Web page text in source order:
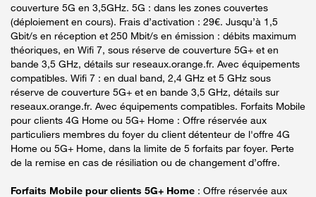
couverture 5G en 3,5GHz. 5G : dans les zones couvertes
(déploiement en cours). Frais d’activation : 29€. Jusqu’à 1,5
Gbit/s en réception et 250 Mbit/s en émission : débits maximum
théoriques, en Wifi 7, sous réserve de couverture 5G+ et en
bande 3,5 GHz, détails sur reseaux.orange.fr. Avec équipements
compatibles. Wifi 7 : en dual band, 2,4 GHz et 5 GHz sous
réserve de couverture 5G+ et en bande 3,5 GHz, détails sur
reseaux.orange.fr. Avec équipements compatibles. Forfaits Mobile
pour clients 4G Home ou 5G+ Home : Offre réservée aux
particuliers membres du foyer du client détenteur de l'offre 4G
Home ou 5G+ Home, dans la limite de 5 forfaits par foyer. Perte
de la remise en cas de résiliation ou de changement d’offre.
Forfaits Mobile pour clients 5G+ Home : Offre réservée aux